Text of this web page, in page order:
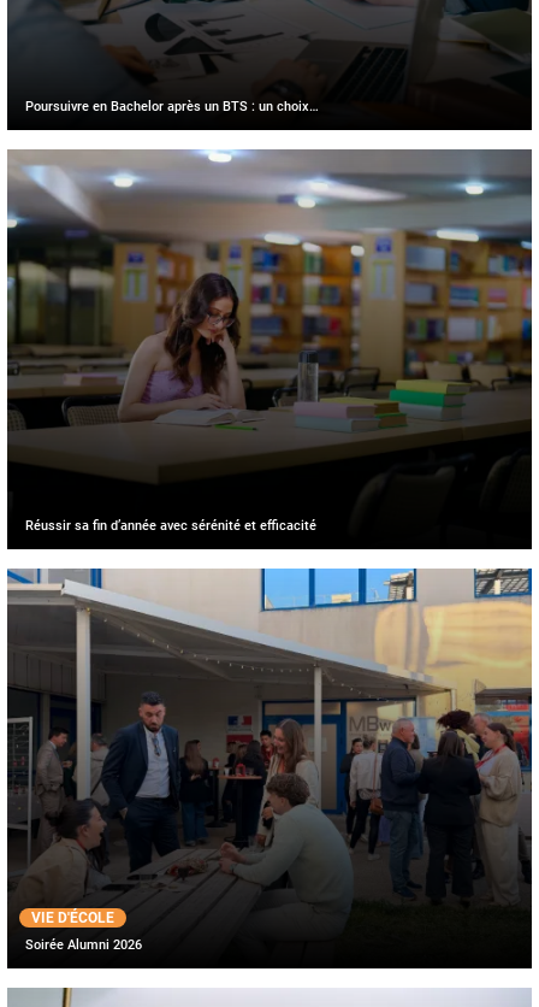
Poursuivre en Bachelor après un BTS : un choix…
Réussir sa fin d’année avec sérénité et efficacité
VIE D'ÉCOLE
Soirée Alumni 2026